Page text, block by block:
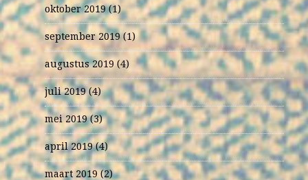
oktober 2019(1)
september 2019(1)
augustus 2019 (4)
juli 2019(4)
mei 2019(3)
april 2019(4)
maart 2019(2)